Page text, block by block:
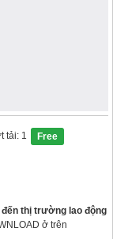
tải: 1 Free
thị trường lao động
ở trên